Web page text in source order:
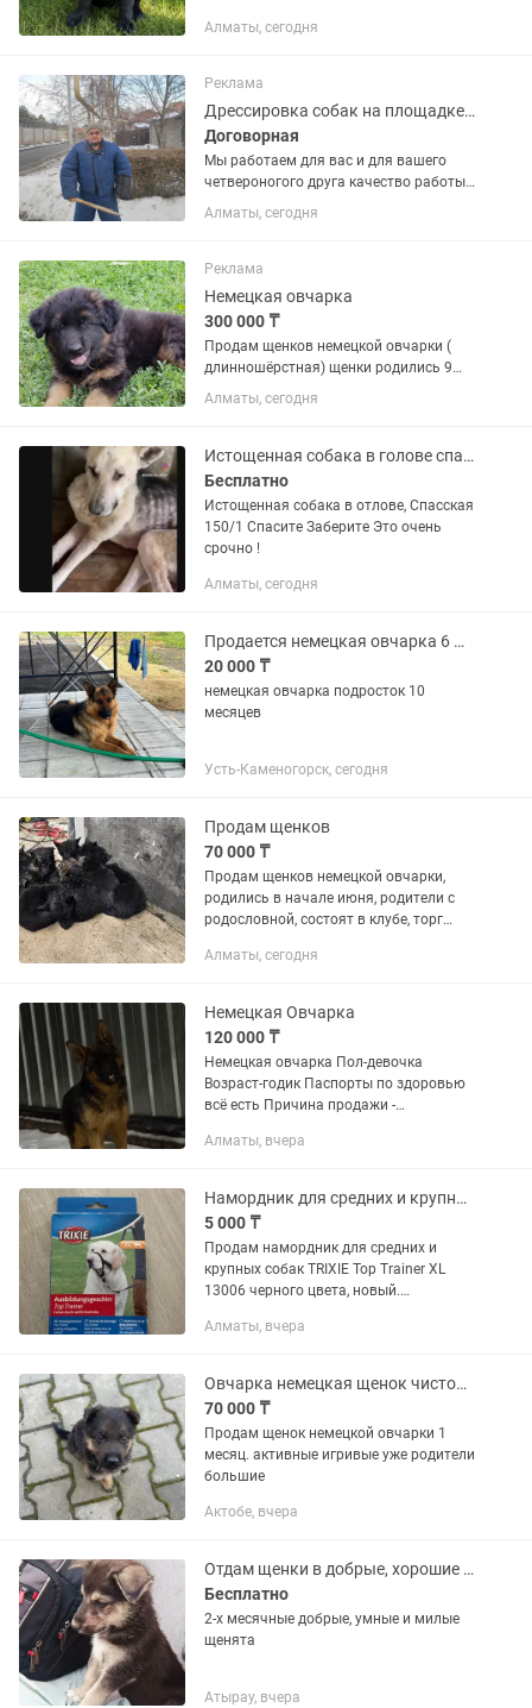
Алматы, сегодня
Реклама
Дрессировка собак на площадке и с выездом на дом
Договорная
Мы работаем для вас и для вашего
четвероногого друга качество работы
гарантируется!
Алматы, сегодня
Реклама
Немецкая овчарка
300 000 ₸
Продам щенков немецкой овчарки (
длинношёрстная) щенки родились 9
мая. Полный пакет документов.
Прививки все по возрасту. Активные и
Алматы, сегодня
Истощенная собака в голове спасите заберите адрес Спасская 150/1
Бесплатно
Истощенная собака в отлове, Спасская
150/1 Спасите Заберите Это очень
срочно !
Алматы, сегодня
Продается немецкая овчарка 6 месяцев
20 000 ₸
немецкая овчарка подросток 10
месяцев
Усть-Каменогорск, сегодня
Продам щенков
70 000 ₸
Продам щенков немецкой овчарки,
родились в начале июня, родители с
родословной, состоят в клубе, торг
Алматы, сегодня
Немецкая Овчарка
120 000 ₸
Немецкая овчарка Пол-девочка
Возраст-годик Паспорты по здоровью
всё есть Причина продажи -
Алматы, вчера
Намордник для средних и крупных собак TRIXIE Top Trainer XL 13006
5 000 ₸
Продам намордник для средних и
крупных собак TRIXIE Top Trainer XL
13006 черного цвета, новый.
мягкого контроля и обучения собаки
Алматы, вчера
Овчарка немецкая щенок чистокровный
70 000 ₸
Продам щенок немецкой овчарки 1
месяц. активные игривые уже родители
большие
Актобе, вчера
Отдам щенки в добрые, хорошие руки.
Бесплатно
2-х месячные добрые, умные и милые
щенята
Атырау, вчера